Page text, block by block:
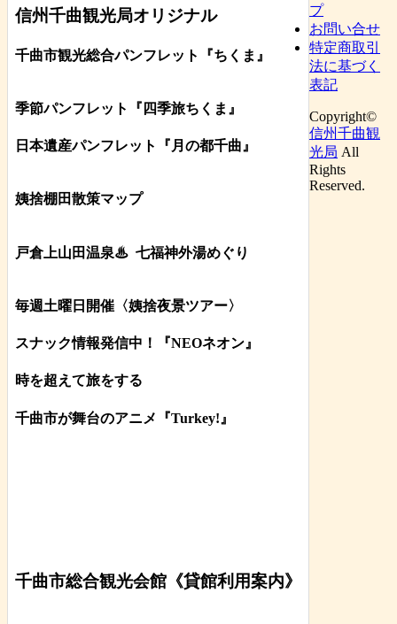
信州千曲観光局オリジナル
千曲市観光総合パンフレット 『ちくま 』
季節パンフレット『四季旅ちくま』
日本遺産パンフレット 『月の都千曲 』
姨捨棚田散策マップ
戸倉上山田温泉♨ 七福神外湯めぐり
毎週土曜日開催〈姨捨夜景ツアー〉
スナック情報発信中！『NEOネオン』
時を超えて旅をする
千曲市が舞台のアニメ『Turkey!』
千曲市総合観光会館《貸館利用案内》
プ
お問い合せ
特定商取引
法に基づく
表記
Copyright©
信州千曲観
光局 All
Rights
Reserved.